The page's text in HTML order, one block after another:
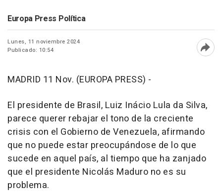
Europa Press Política
Lunes, 11 noviembre 2024
Publicado: 10:54
MADRID 11 Nov. (EUROPA PRESS) -
El presidente de Brasil, Luiz Inácio Lula da Silva,
parece querer rebajar el tono de la creciente
crisis con el Gobierno de Venezuela, afirmando
que no puede estar preocupándose de lo que
sucede en aquel país, al tiempo que ha zanjado
que el presidente Nicolás Maduro no es su
problema.